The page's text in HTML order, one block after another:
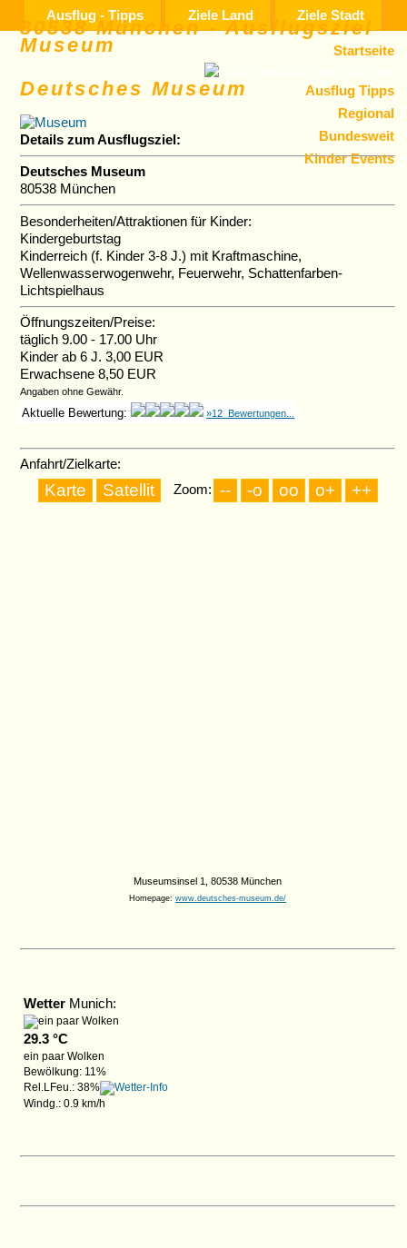
Ausflug - Tipps Ziele Land Ziele Stadt
Startseite
Ausflug Tipps
Regional
Bundesweit
Kinder Events
80538 München - Ausflugsziel
Museum
Deutsches Museum
Details zum Ausflugsziel:
Deutsches Museum
80538 München
Besonderheiten/Attraktionen für Kinder:
Kindergeburtstag
Kinderreich (f. Kinder 3-8 J.) mit Kraftmaschine,
Wellenwasserwogenwehr, Feuerwehr, Schattenfarben-
Lichtspielhaus
Öffnungszeiten/Preise:
täglich 9.00 - 17.00 Uhr
Kinder ab 6 J. 3,00 EUR
Erwachsene 8,50 EUR
Angaben ohne Gewähr.
Aktuelle Bewertung: »12 Bewertungen...
Anfahrt/Zielkarte:
Zoom:
Museumsinsel 1, 80538 München
Homepage: www.deutsches-museum.de/
Wetter Munich:
29.3 °C
ein paar Wolken
Bewölkung: 11%
Rel.LFeu.: 38%
Windg.: 0.9 km/h